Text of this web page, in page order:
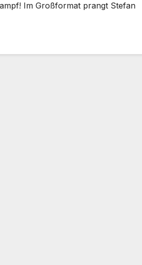
Im Großformat prangt Stefan